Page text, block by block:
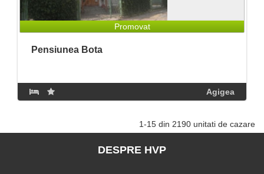
Promovat
Pensiunea Bota
Agigea
1-15 din 2190 unitati de cazare
DESPRE HVP